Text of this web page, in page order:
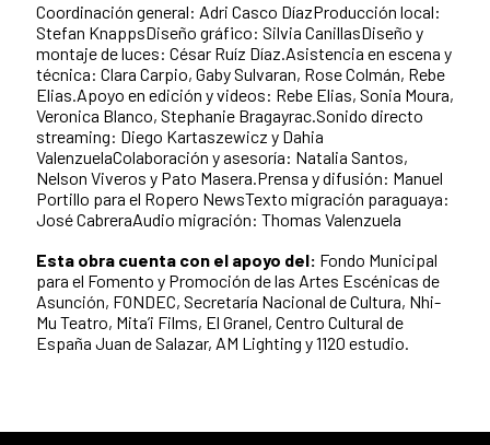
Coordinación general: Adri Casco DíazProducción local:
Stefan KnappsDiseño gráfico: Silvia CanillasDiseño y
montaje de luces: César Ruíz Díaz.Asistencia en escena y
técnica: Clara Carpio, Gaby Sulvaran, Rose Colmán, Rebe
Elias.Apoyo en edición y videos: Rebe Elias, Sonia Moura,
Veronica Blanco, Stephanie Bragayrac.Sonido directo
streaming: Diego Kartaszewicz y Dahia
ValenzuelaColaboración y asesoría: Natalia Santos,
Nelson Viveros y Pato Masera.Prensa y difusión: Manuel
Portillo para el Ropero NewsTexto migración paraguaya:
José CabreraAudio migración: Thomas Valenzuela
Esta obra cuenta con el apoyo del: Fondo Municipal
para el Fomento y Promoción de las Artes Escénicas de
Asunción, FONDEC, Secretaría Nacional de Cultura, Nhi-
Mu Teatro, Mita’i Films, El Granel, Centro Cultural de
España Juan de Salazar, AM Lighting y 1120 estudio.